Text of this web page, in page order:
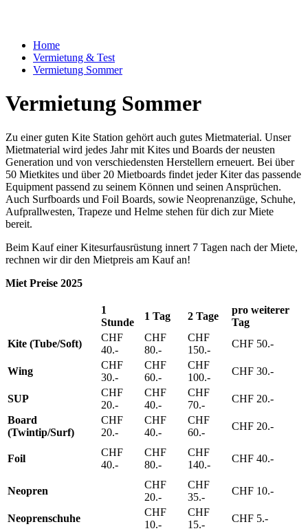
Home
Vermietung & Test
Vermietung Sommer
Vermietung Sommer
Zu einer guten Kite Station gehört auch gutes Mietmaterial. Unser
Mietmaterial wird jedes Jahr mit Kites und Boards der neusten
Generation und von verschiedensten Herstellern erneuert. Bei über
50 Mietkites und über 20 Mietboards findet jeder Kiter das passende
Equipment passend zu seinem Können und seinen Ansprüchen.
Auch Surfboards und Foil Boards, sowie Neoprenanzüge, Schuhe,
Aufprallwesten, Trapeze und Helme stehen für dich zur Miete
bereit.
Beim Kauf einer Kitesurfausrüstung innert 7 Tagen nach der Miete,
rechnen wir dir den Mietpreis am Kauf an!
Miet Preise 2025
1
Stunde
1 Tag 2 Tage
pro weiterer
Tag
Kite (Tube/Soft)
CHF
40.-
CHF
80.-
CHF
150.-
CHF 50.-
Wing
CHF
30.-
CHF
60.-
CHF
100.-
CHF 30.-
SUP
CHF
20.-
CHF
40.-
CHF
70.-
CHF 20.-
Board
(Twintip/Surf)
CHF
20.-
CHF
40.-
CHF
60.-
CHF 20.-
Foil
CHF
40.-
CHF
80.-
CHF
140.-
CHF 40.-
Neopren
CHF
20.-
CHF
35.-
CHF 10.-
Neoprenschuhe
CHF
10.-
CHF
15.-
CHF 5.-